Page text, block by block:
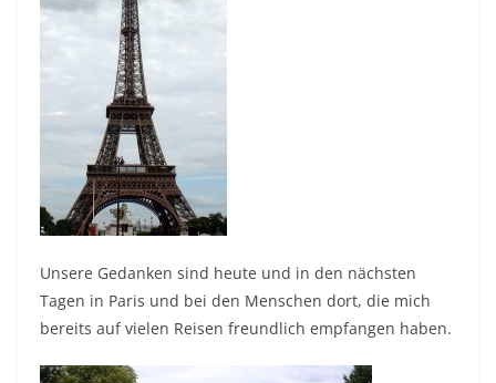
Unsere Gedanken sind heute und in den nächsten
Tagen in Paris und bei den Menschen dort, die mich
bereits auf vielen Reisen freundlich empfangen haben.